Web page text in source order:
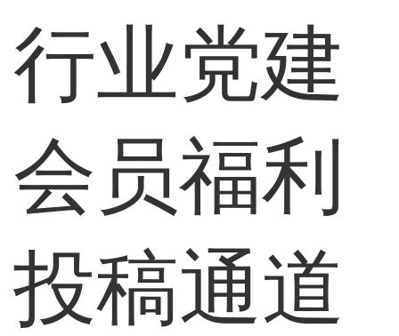
行业党建
会员福利
投稿通道